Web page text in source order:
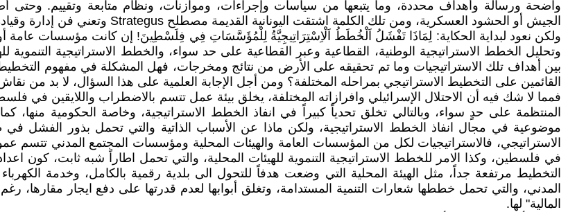
الجيش أو الحشود العسكرية، ومن تلك الكلمة اشتقت اليونانية القديمة مصطلح Strategus وتعني فن إدارة وقيادة الحروب، أي ان المفردة بحد ذاتها أكبر من الفشل.
ولكن نعود لبداية الحكاية: لِمَاذَا تَفْشَلُ اَلْخُطَطُ اَلْاِسْتِرَاتِيجِيَّةُ لِلْمُؤَسَّسَاتِ فِي فِلَسْطِينَ! إن كانت مؤسسات عامة
وتحليل الخطط الاستراتيجية الوطنية، القطاعية وعبر القطاعية على حد سواء، والخطط الاستراتيجية التنموية
بين أهداف تلك الاستراتيجيات وما تم تحقيقه على الأرض من نتائج ومخرجات، فهل المشكلة في مفهوم
القائمين على التخطيط الاستراتيجي بمراحله المختلفة؟ ومن أجل الإجابة العلمية على هذا السؤال، لا بد من
فمما لا شك فيه أن الاحتلال الإسرائيلي وافرازاته المختلفة، يخلق بيئة عمل تتسم بالاضطراب واللايقين في
المنتظمة على حدٍ سواء، وبالتالي تخلق تحدياً كبيراً في انفاذ الخطط الاستراتيجية، وخاصة الحكومية منها،
موضوعية في مجال انفاذ الخطط الاستراتيجية، ولكن ماذا عن الأسباب الذاتية والتي تحمل بذور الفشل
الاستراتيجي، فالاستراتيجيات لكل من المؤسسات العامة والهيئات المحلية ومؤسسات المجتمع المدني تتسم
في فلسطين، وكذا الامر للخطط الاستراتيجية التنموية للهيئات المحلية، والتي تحمل اطاراً شبه ثابت، كون
التخطيط مرتفعة جداً، مثل الهيئة المحلية التي وضعت هدفاً للتحول الى بلدية رقمية بالكامل، وخدمة
المدني، والتي تحمل خططها شعارات التنمية المستدامة، وتغلق أبوابها لعدم قدرتها على دفع ايجار مقارها،
المالية" لها.